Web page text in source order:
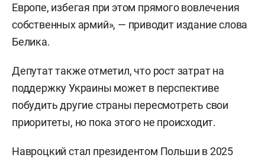
Европе, избегая при этом прямого вовлечения
собственных армий», — приводит издание слова
Белика.
Депутат также отметил, что рост затрат на
поддержку Украины может в перспективе
побудить другие страны пересмотреть свои
приоритеты, но пока этого не происходит.
Навроцкий стал президентом Польши в 2025